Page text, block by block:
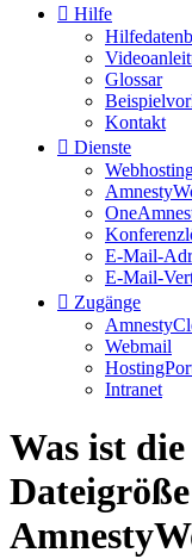
Hilfe
Glossar
Kontakt
Dienste
E-Mail-
E-Mail-
Zugänge
Webmail
Intranet
Was ist